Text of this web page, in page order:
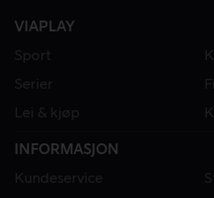
VIAPLAY
Sport
Serier
Lei & kjøp
INFORMASJON
Kundeservice